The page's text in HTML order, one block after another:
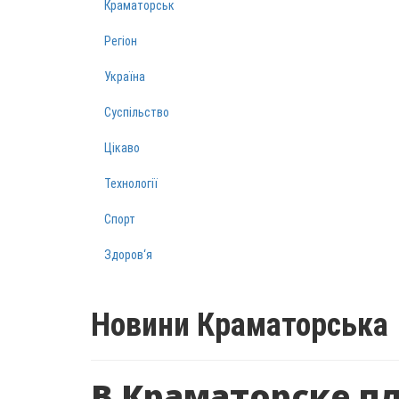
Краматорськ
Регіон
Україна
Суспільство
Цікаво
Технології
Спорт
Здоров‘я
Новини Краматорська